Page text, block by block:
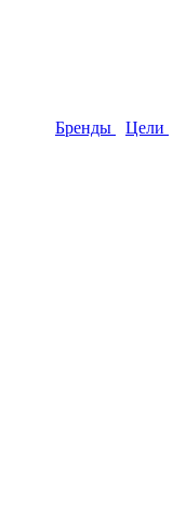
Бренды Цели